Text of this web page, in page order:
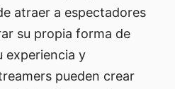
atraer a espectadores
su propia forma de
experiencia y
pueden crear